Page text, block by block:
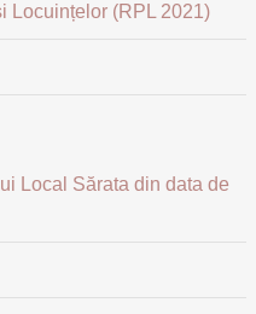
Locuințelor (RPL 2021)
Local Sărata din data de